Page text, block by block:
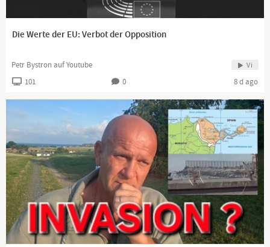
Die Werte der EU: Verbot der Opposition
Petr Bystron auf Youtube Vi
101 0 8 d ago